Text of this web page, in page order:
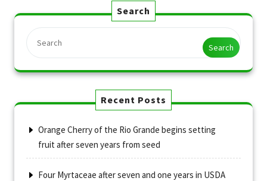
Search
Search
Recent Posts
Orange Cherry of the Rio Grande begins setting
fruit after seven years from seed
Four Myrtaceae after seven and one years in USDA